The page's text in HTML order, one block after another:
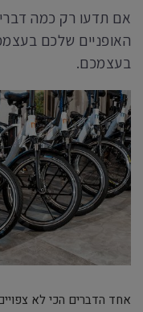
אם תדעו רק כמה
האופניים שלכם
בעצמכם.
אחד הדברים הכי לא